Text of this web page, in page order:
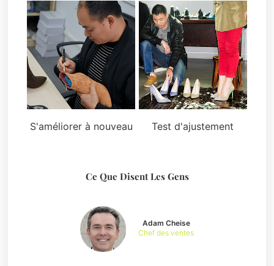
S'améliorer à nouveau Test d'ajustement
Ce Que Disent Les Gens
Adam Cheise
Chef des ventes